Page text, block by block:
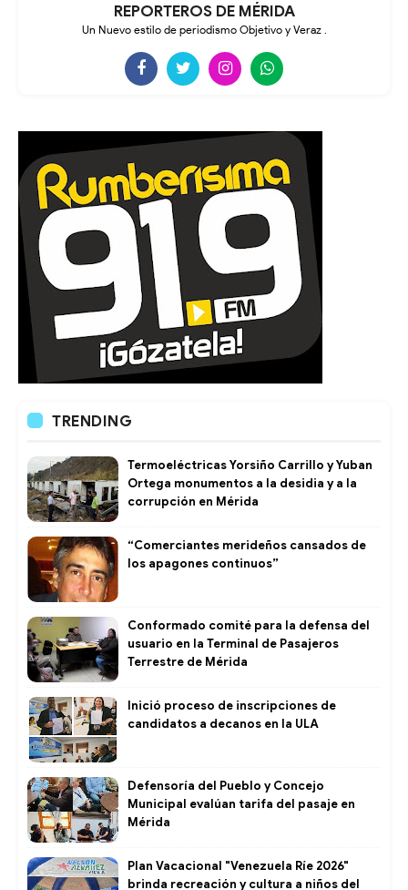
REPORTEROS DE MÉRIDA
Un Nuevo estilo de periodismo Objetivo y Veraz .
TRENDING
Termoeléctricas Yorsiño Carrillo y Yuban
Ortega monumentos a la desidia y a la
corrupción en Mérida
“Comerciantes merideños cansados de
los apagones continuos”
Conformado comité para la defensa del
usuario en la Terminal de Pasajeros
Terrestre de Mérida
Inició proceso de inscripciones de
candidatos a decanos en la ULA
Defensoría del Pueblo y Concejo
Municipal evalúan tarifa del pasaje en
Mérida
Plan Vacacional "Venezuela Ríe 2026"
brinda recreación y cultura a niños del